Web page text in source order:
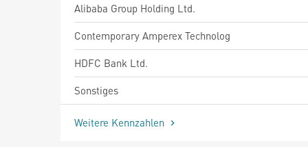
Alibaba Group Holding Ltd.
Contemporary Amperex Technolog
HDFC Bank Ltd.
Sonstiges
Weitere Kennzahlen